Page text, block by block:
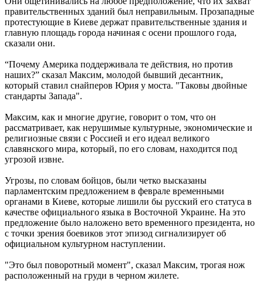
правительственных зданий был неправильным. Прозападные
протестующие в Киеве держат правительственные здания и
главную площадь города начиная с осени прошлого года,
сказали они.
“Почему Америка поддерживала те действия, но против
наших?” сказал Максим, молодой бывший десантник,
который ставил снайперов Юрия у моста. "Таковы двойные
стандарты Запада".
Максим, как и многие другие, говорит о том, что он
рассматривает, как нерушимые культурные, экономические и
религиозные связи с Россией и его идеал великого
славянского мира, который, по его словам, находится под
угрозой извне.
Угрозы, по словам бойцов, были четко высказаны
парламентским предложением в феврале временными
органами в Киеве, которые лишили бы русский его статуса в
качестве официального языка в Восточной Украине. На это
предложение было наложено вето временного президента, но
с точки зрения боевиков этот эпизод сигнализирует об
официальном культурном наступлении.
"Это был поворотный момент", сказал Максим, трогая нож
расположенный на груди в черном жилете.